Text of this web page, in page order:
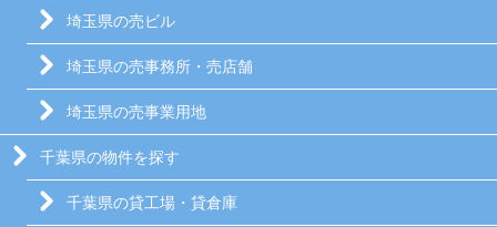
埼玉県の売ビル
埼玉県の売事務所・売店舗
埼玉県の売事業用地
千葉県の物件を探す
千葉県の貸工場・貸倉庫